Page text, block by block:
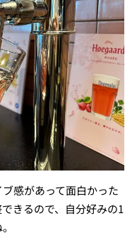
感があって面白かった
きるので、自分好みの1